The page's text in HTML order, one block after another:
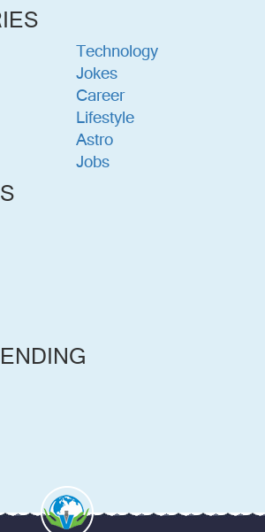
Technology
Jokes
Career
Lifestyle
Astro
Jobs